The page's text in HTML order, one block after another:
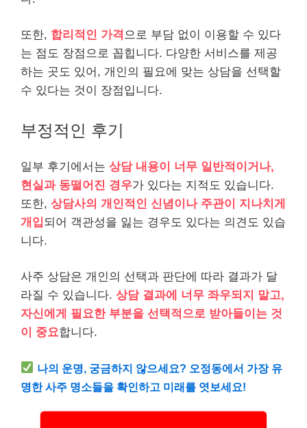
또한, 합리적인 가격 으로 부담 없이 이용할 수 있다
는 점도 장점으로 꼽힙니다. 다양한 서비스를 제공
하는 곳도 있어, 개인의 필요에 맞는 상담을 선택할
수 있다는 것이 장점입니다.
부정적인 후기
일부 후기에서는 상담 내용이 너무 일반적이거나,
현실과 동떨어진 경우가 있다는 지적도 있습니다.
또한, 상담사의 개인적인 신념이나 주관이 지나치게
개입되어 객관성을 잃는 경우도 있다는 의견도 있습
니다.
사주 상담은 개인의 선택과 판단에 따라 결과가 달
라질 수 있습니다. 상담 결과에 너무 좌우되지 말고,
자신에게 필요한 부분을 선택적으로 받아들이는 것
이 중요합니다.
나의 운명, 궁금하지 않으세요? 오정동에서 가장 유
명한 사주 명소들을 확인하고 미래를 엿보세요!